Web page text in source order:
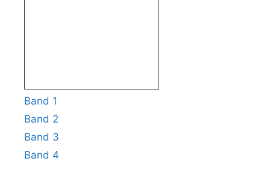
Band 1
Band 2
Band 3
Band 4